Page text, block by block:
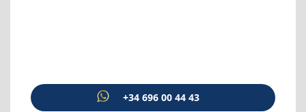
+34 696 00 44 43